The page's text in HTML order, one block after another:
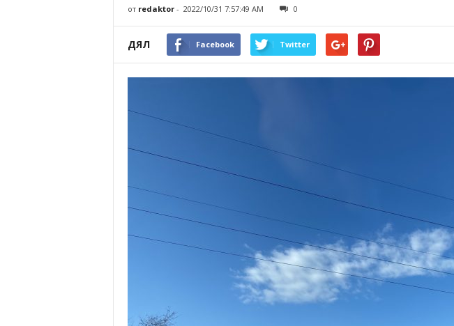
от redaktor- 2022/10/31 7:57:49 AM 0
ДЯЛ Facebook Twitter